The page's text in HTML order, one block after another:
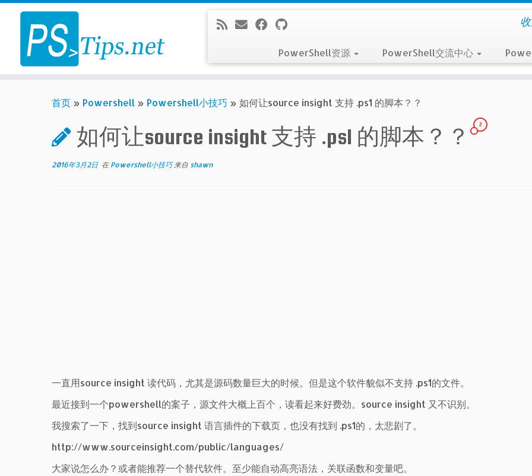
Skip
content
PowerShell资源 PowerShell交流中心
首页 » Powershell » Powershell小技巧 » 如何让source insight 支持 .ps1 的脚本？？
如何让source insight 支持 .ps1 的脚本？？
2
2016年3月2日 在 Powershell小技巧来自 shawn
一直用source insight 读代码，尤其是源码数量巨大的时候。但是这个软件貌似不支持 .ps1的文件。
最近接到一个powershell的案子，源文件大概上百个，读看起来好费劲。source insight 又不识别。
我搜索了一下，找到source insight 语言插件的下载页，也没有找到 .ps1的，太悲剧了。
http://www.sourceinsight.com/public/languages/
大家说怎么办？或者能推荐一个替代软件。至少能自动高亮语法，关联函数和变量吧。